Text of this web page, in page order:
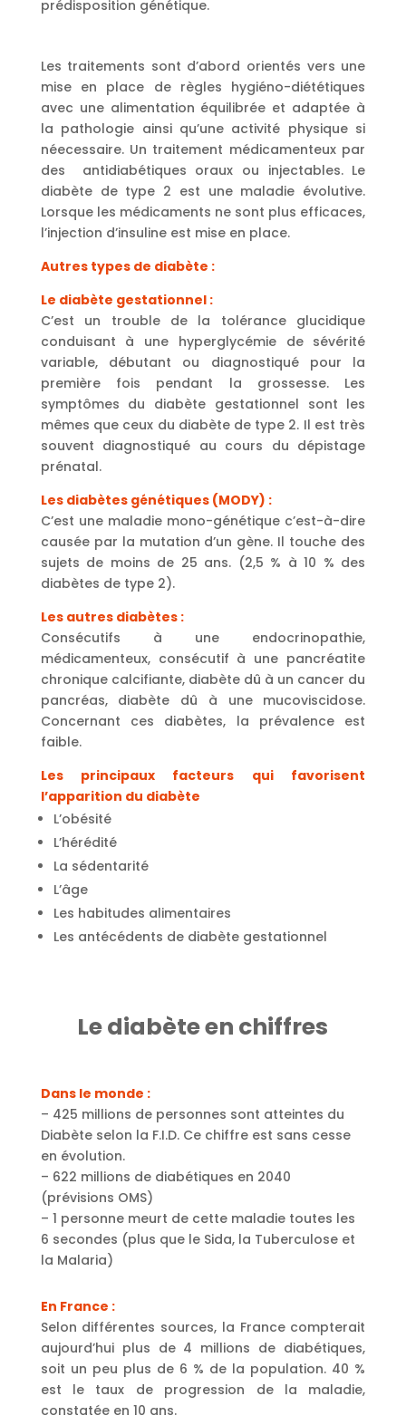
prédisposition génétique.
Les traitements sont d’abord orientés vers une
mise en place de règles hygiéno-diététiques
avec une alimentation équilibrée et adaptée à
la pathologie ainsi qu’une activité physique si
néecessaire. Un traitement médicamenteux par
des antidiabétiques oraux ou injectables. Le
diabète de type 2 est une maladie évolutive.
Lorsque les médicaments ne sont plus efficaces,
l’injection d’insuline est mise en place.
Autres types de diabète :
Le diabète gestationnel :
C’est un trouble de la tolérance glucidique
conduisant à une hyperglycémie de sévérité
variable, débutant ou diagnostiqué pour la
première fois pendant la grossesse. Les
symptômes du diabète gestationnel sont les
mêmes que ceux du diabète de type 2. Il est très
souvent diagnostiqué au cours du dépistage
prénatal.
Les diabètes génétiques (MODY) :
C’est une maladie mono-génétique c’est-à-dire
causée par la mutation d’un gène. Il touche des
sujets de moins de 25 ans. (2,5 % à 10 % des
diabètes de type 2).
Les autres diabètes :
Consécutifs à une endocrinopathie,
médicamenteux, consécutif à une pancréatite
chronique calcifiante, diabète dû à un cancer du
pancréas, diabète dû à une mucoviscidose.
Concernant ces diabètes, la prévalence est
faible.
Les principaux facteurs qui favorisent
l’apparition du diabète
L’obésité
L’hérédité
La sédentarité
L’âge
Les habitudes alimentaires
Les antécédents de diabète gestationnel
Le diabète en chiffres
Dans le monde :
– 425 millions de personnes sont atteintes du
Diabète selon la F.I.D. Ce chiffre est sans cesse
en évolution.
– 622 millions de diabétiques en 2040
(prévisions OMS)
– 1 personne meurt de cette maladie toutes les
6 secondes (plus que le Sida, la Tuberculose et
la Malaria)
En France :
Selon différentes sources, la France compterait
aujourd’hui plus de 4 millions de diabétiques,
soit un peu plus de 6 % de la population. 40 %
est le taux de progression de la maladie,
constatée en 10 ans.